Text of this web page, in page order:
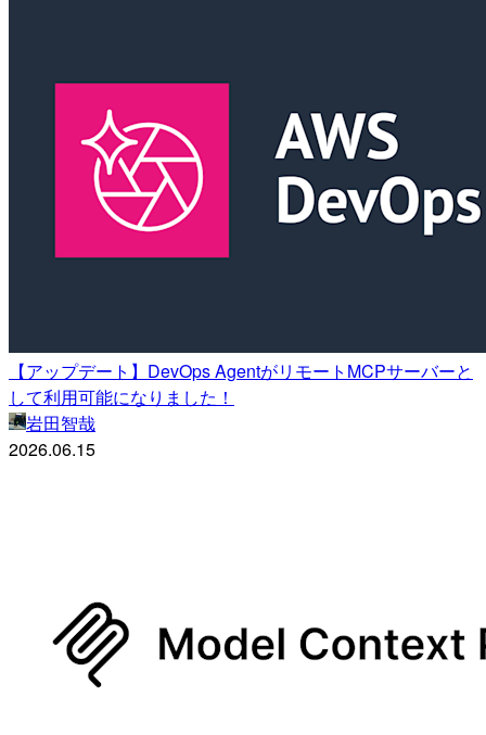
【アップデート】DevOps AgentがリモートMCPサーバーと
して利用可能になりました！
岩田智哉
2026.06.15